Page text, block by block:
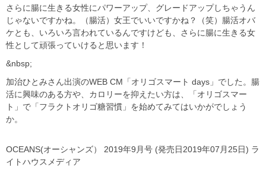
さらに腸に生きる女性にパワーアップ、グレードアップしちゃうん
じゃないですかね。（腸活）女王でいいですかね？（笑）腸活オバ
ケとも、いろいろ言われているんですけども、さらに腸に生きる女
性として頑張っていけると思います！
&nbsp;
加治ひとみさん出演のWEB CM「オリゴスマート days」でした。腸
活に興味のある方や、カロリーを抑えたい方は、「オリゴスマー
ト」で「フラクトオリゴ糖習慣」を始めてみてはいかがでしょう
か。
OCEANS(オーシャンズ） 2019年9月号 (発売日2019年07月25日) ラ
イトハウスメディア